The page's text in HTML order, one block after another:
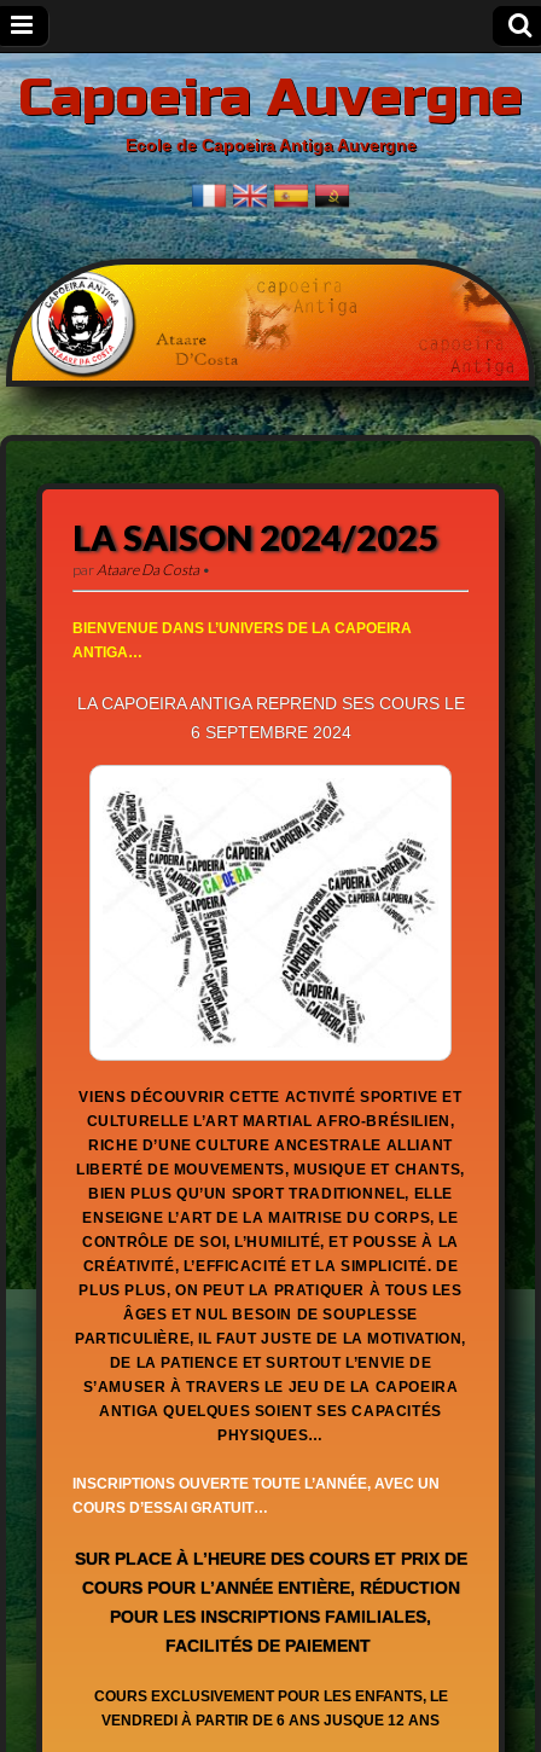
Capoeira Auvergne
Ecole de Capoeira Antiga Auvergne
LA SAISON 2024/2025
parAtaare Da Costa•
BIENVENUE DANS L’UNIVERS DE LA CAPOEIRA
ANTIGA…
LA CAPOEIRA ANTIGA REPREND SES COURS LE
6 SEPTEMBRE 2024
VIENS DÉCOUVRIR CETTE ACTIVITÉ SPORTIVE ET
CULTURELLE L’ART MARTIAL AFRO-BRÉSILIEN,
RICHE D’UNE CULTURE ANCESTRALE ALLIANT
LIBERTÉ DE MOUVEMENTS, MUSIQUE ET CHANTS,
BIEN PLUS QU’UN SPORT TRADITIONNEL, ELLE
ENSEIGNE L’ART DE LA MAITRISE DU CORPS, LE
CONTRÔLE DE SOI, L’HUMILITÉ, ET POUSSE À LA
CRÉATIVITÉ, L’EFFICACITÉ ET LA SIMPLICITÉ. DE
PLUS PLUS, ON PEUT LA PRATIQUER À TOUS LES
ÂGES ET NUL BESOIN DE SOUPLESSE
PARTICULIÈRE, IL FAUT JUSTE DE LA MOTIVATION,
DE LA PATIENCE ET SURTOUT L’ENVIE DE
S’AMUSER À TRAVERS LE JEU DE LA CAPOEIRA
ANTIGA QUELQUES SOIENT SES CAPACITÉS
PHYSIQUES…
INSCRIPTIONS OUVERTE TOUTE L’ANNÉE, AVEC UN
COURS D’ESSAI GRATUIT…
SUR PLACE À L’HEURE DES COURS ET PRIX DE
COURS POUR L’ANNÉE ENTIÈRE, RÉDUCTION
POUR LES INSCRIPTIONS FAMILIALES,
FACILITÉS DE PAIEMENT
COURS EXCLUSIVEMENT POUR LES ENFANTS, LE
VENDREDI À PARTIR DE 6 ANS JUSQUE 12 ANS